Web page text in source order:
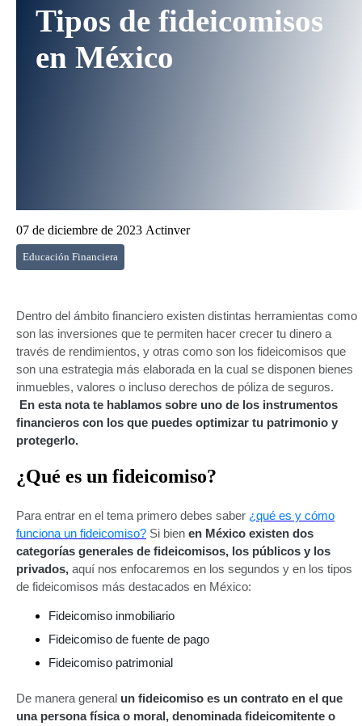
Tipos de fideicomisos
en México
07 de diciembre de 2023 Actinver
Educación Financiera
Dentro del ámbito financiero existen distintas herramientas como
son las inversiones que te permiten hacer crecer tu dinero a
través de rendimientos, y otras como son los fideicomisos que
son una estrategia más elaborada en la cual se disponen bienes
inmuebles, valores o incluso derechos de póliza de seguros.
En esta nota te hablamos sobre uno de los instrumentos
financieros con los que puedes optimizar tu patrimonio y
protegerlo.
¿Qué es un fideicomiso?
Para entrar en el tema primero debes saber ¿qué es y cómo
funciona un fideicomiso? Si bien en México existen dos
categorías generales de fideicomisos, los públicos y los
privados, aquí nos enfocaremos en los segundos y en los tipos
de fideicomisos más destacados en México:
Fideicomiso inmobiliario
Fideicomiso de fuente de pago
Fideicomiso patrimonial
De manera general un fideicomiso es un contrato en el que
una persona física o moral, denominada fideicomitente o